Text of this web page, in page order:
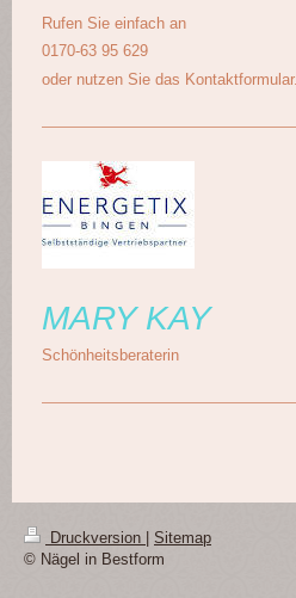
Rufen Sie einfach an
0170-63 95 629
oder nutzen Sie das Kontaktformular.
MARY KAY
Schönheitsberaterin
Druckversion
Sitemap
© Nägel in Bestform